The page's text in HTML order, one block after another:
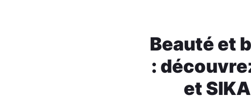
Beauté et
:
et